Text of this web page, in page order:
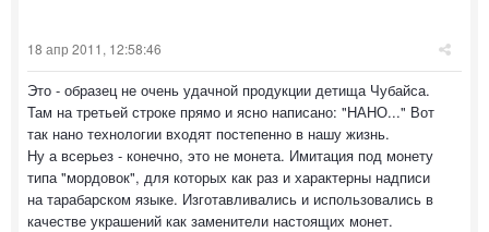
18 апр 2011, 12:58:46
Это - образец не очень удачной продукции детища Чубайса.
Там на третьей строке прямо и ясно написано: "НАНО..." Вот
так нано технологии входят постепенно в нашу жизнь.
Ну а всерьез - конечно, это не монета. Имитация под монету
типа "мордовок", для которых как раз и характерны надписи
на тарабарском языке. Изготавливались и использовались в
качестве украшений как заменители настоящих монет.